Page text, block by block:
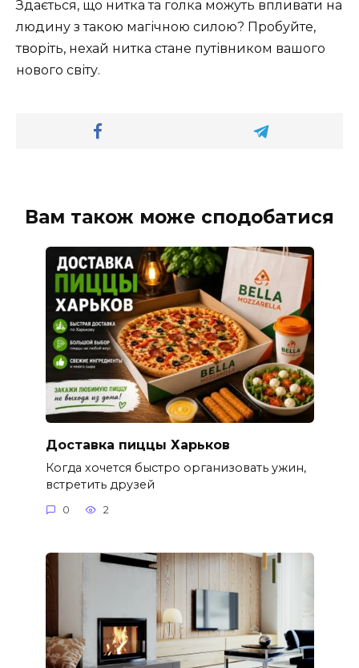
Здається, що нитка та голка можуть впливати на
людину з такою магічною силою? Пробуйте,
творіть, нехай нитка стане путівником вашого
нового світу.
Вам також може сподобатися
Доставка пиццы Харьков
Когда хочется быстро организовать ужин,
встретить друзей
0 2